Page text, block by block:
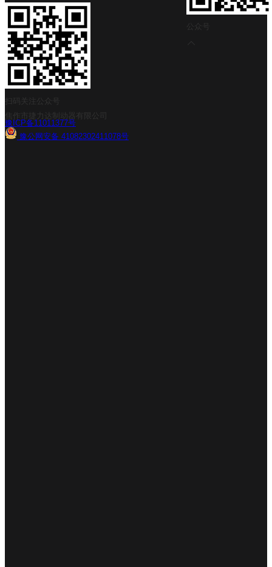
扫码关注公众号
焦作市捷力达制动器有限公司
豫ICP备11011377号
豫公网安备 41082302411078号
公众号